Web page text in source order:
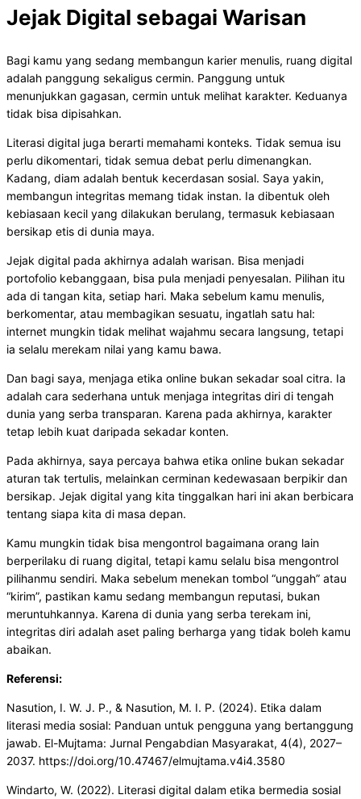
Jejak Digital sebagai Warisan
Bagi kamu yang sedang membangun karier menulis, ruang digital
adalah panggung sekaligus cermin. Panggung untuk
menunjukkan gagasan, cermin untuk melihat karakter. Keduanya
tidak bisa dipisahkan.
Literasi digital juga berarti memahami konteks. Tidak semua isu
perlu dikomentari, tidak semua debat perlu dimenangkan.
Kadang, diam adalah bentuk kecerdasan sosial. Saya yakin,
membangun integritas memang tidak instan. Ia dibentuk oleh
kebiasaan kecil yang dilakukan berulang, termasuk kebiasaan
bersikap etis di dunia maya.
Jejak digital pada akhirnya adalah warisan. Bisa menjadi
portofolio kebanggaan, bisa pula menjadi penyesalan. Pilihan itu
ada di tangan kita, setiap hari. Maka sebelum kamu menulis,
berkomentar, atau membagikan sesuatu, ingatlah satu hal:
internet mungkin tidak melihat wajahmu secara langsung, tetapi
ia selalu merekam nilai yang kamu bawa.
Dan bagi saya, menjaga etika online bukan sekadar soal citra. Ia
adalah cara sederhana untuk menjaga integritas diri di tengah
dunia yang serba transparan. Karena pada akhirnya, karakter
tetap lebih kuat daripada sekadar konten.
Pada akhirnya, saya percaya bahwa etika online bukan sekadar
aturan tak tertulis, melainkan cerminan kedewasaan berpikir dan
bersikap. Jejak digital yang kita tinggalkan hari ini akan berbicara
tentang siapa kita di masa depan.
Kamu mungkin tidak bisa mengontrol bagaimana orang lain
berperilaku di ruang digital, tetapi kamu selalu bisa mengontrol
pilihanmu sendiri. Maka sebelum menekan tombol “unggah” atau
“kirim”, pastikan kamu sedang membangun reputasi, bukan
meruntuhkannya. Karena di dunia yang serba terekam ini,
integritas diri adalah aset paling berharga yang tidak boleh kamu
abaikan.
Referensi:
Nasution, I. W. J. P., & Nasution, M. I. P. (2024). Etika dalam
literasi media sosial: Panduan untuk pengguna yang bertanggung
jawab. El-Mujtama: Jurnal Pengabdian Masyarakat, 4(4), 2027–
2037. https://doi.org/10.47467/elmujtama.v4i4.3580
Windarto, W. (2022). Literasi digital dalam etika bermedia sosial